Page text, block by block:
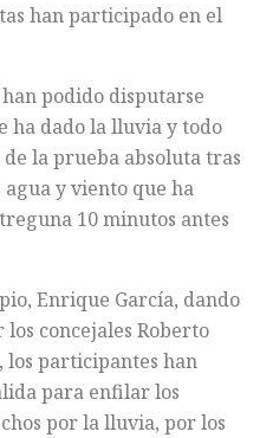
han participado en el
podido disputarse
ha dado la lluvia y todo
la prueba absoluta tras
y viento que ha
10 minutos antes
Enrique García, dando
concejales Roberto
los participantes han
para enfilar los
por la lluvia, por los